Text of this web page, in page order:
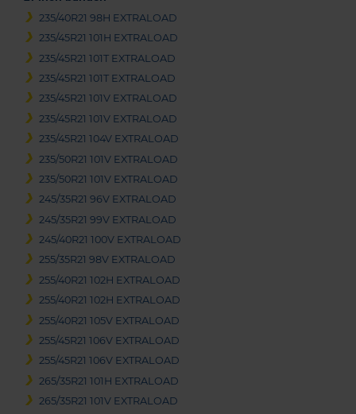
235/40R21 98H EXTRALOAD
235/45R21 101H EXTRALOAD
235/45R21 101T EXTRALOAD
235/45R21 101T EXTRALOAD
235/45R21 101V EXTRALOAD
235/45R21 101V EXTRALOAD
235/45R21 104V EXTRALOAD
235/50R21 101V EXTRALOAD
235/50R21 101V EXTRALOAD
245/35R21 96V EXTRALOAD
245/35R21 99V EXTRALOAD
245/40R21 100V EXTRALOAD
255/35R21 98V EXTRALOAD
255/40R21 102H EXTRALOAD
255/40R21 102H EXTRALOAD
255/40R21 105V EXTRALOAD
255/45R21 106V EXTRALOAD
255/45R21 106V EXTRALOAD
265/35R21 101H EXTRALOAD
265/35R21 101V EXTRALOAD